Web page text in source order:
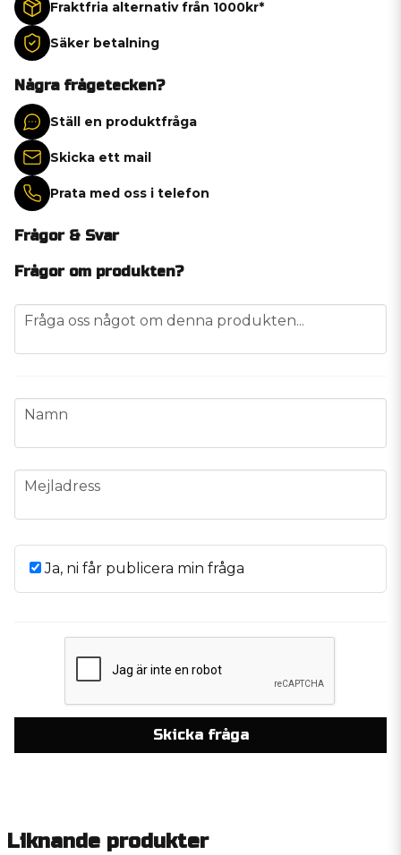
Fraktfria alternativ från 1000kr*
Säker betalning
Några frågetecken?
Ställ en produktfråga
Skicka ett mail
Prata med oss i telefon
Frågor & Svar
Frågor om produkten?
question
Fråga oss något om denna produkten...
name
Namn
email
Mejladress
Ja, ni får publicera min fråga
Skicka fråga
Liknande produkter